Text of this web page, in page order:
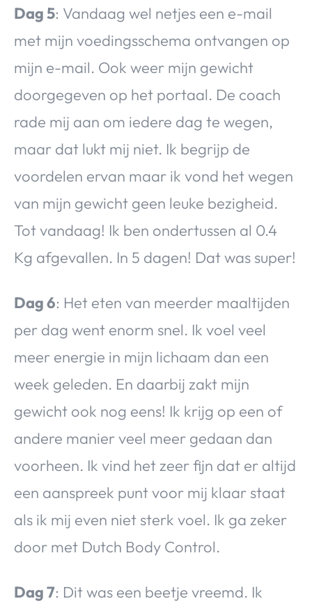
Dag 5: Vandaag wel netjes een e-mail
met mijn voedingsschema ontvangen op
mijn e-mail. Ook weer mijn gewicht
doorgegeven op het portaal. De coach
rade mij aan om iedere dag te wegen,
maar dat lukt mij niet. Ik begrijp de
voordelen ervan maar ik vond het wegen
van mijn gewicht geen leuke bezigheid.
Tot vandaag! Ik ben ondertussen al 0.4
Kg afgevallen. In 5 dagen! Dat was super!
Dag 6: Het eten van meerder maaltijden
per dag went enorm snel. Ik voel veel
meer energie in mijn lichaam dan een
week geleden. En daarbij zakt mijn
gewicht ook nog eens! Ik krijg op een of
andere manier veel meer gedaan dan
voorheen. Ik vind het zeer fijn dat er altijd
een aanspreek punt voor mij klaar staat
als ik mij even niet sterk voel. Ik ga zeker
door met Dutch Body Control.
Dag 7: Dit was een beetje vreemd. Ik